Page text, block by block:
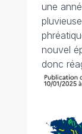
une
nouvel
donc